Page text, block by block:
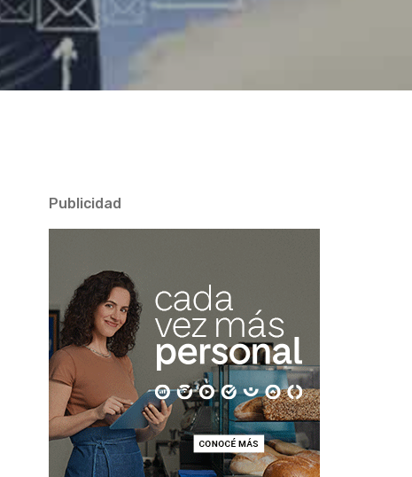
Publicidad